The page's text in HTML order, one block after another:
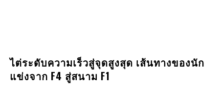
ไต่ระดับความเร็วสู่จุดสูงสุด เส้นทางของนัก
แข่งจาก F4 สู่สนาม F1